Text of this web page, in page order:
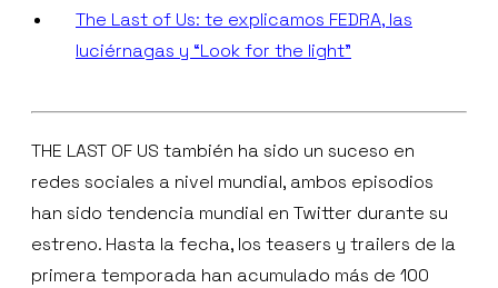
The Last of Us: te explicamos FEDRA, las
luciérnagas y “Look for the light”
THE LAST OF US también ha sido un suceso en
redes sociales a nivel mundial, ambos episodios
han sido tendencia mundial en Twitter durante su
estreno. Hasta la fecha, los teasers y trailers de la
primera temporada han acumulado más de 100